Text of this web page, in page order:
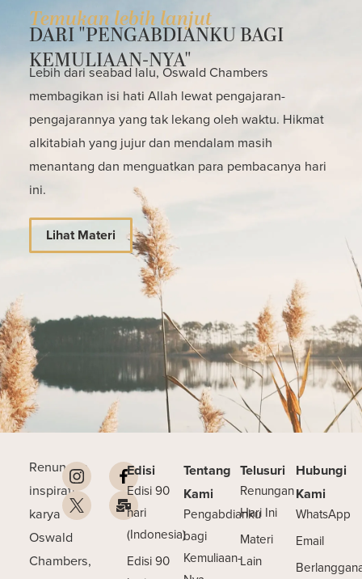
Temukan lebih lanjut
DARI "PENGABDIANKU BAGI
KEMULIAAN-NYA"
Lebih dari seabad lalu, Oswald Chambers
membagikan isi hati Allah lewat pengajaran-
pengajarannya yang tak lekang oleh waktu. Hikmat
alkitabiah yang jujur dan mendalam masih
menantang dan menguatkan para pembacanya hari
ini.
Lihat Materi
Renungan
inspiratif
karya
Oswald
Chambers,
Edisi
Edisi 90
hari
(Indonesia)
Edisi 90
Tentang
Kami
Pengabdianku
bagi
Kemuliaan-
Telusuri
Renungan
Hari Ini
Materi
Lain
Hubungi
Kami
WhatsApp
Email